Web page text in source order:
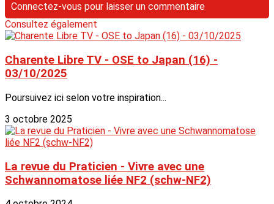
Connectez-vous pour laisser un commentaire
Consultez également
Charente Libre TV - OSE to Japan (16) -
03/10/2025
Poursuivez ici selon votre inspiration...
3 octobre 2025
La revue du Praticien - Vivre avec une
Schwannomatose liée NF2 (schw-NF2)